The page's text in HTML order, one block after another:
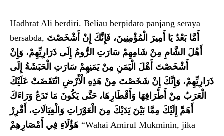
Hadhrat Ali berdiri. Beliau berpidato panjang seraya
bersabda, أَمَّا بَعْدُ يَا أَمِيرَ الْمُؤْمِنِينَ، فَإِنَّكَ إِنْ أَشْخَصْتَ
أَهْلَ الشَّامِ مِنْ شَامِهِمْ سَارَتِ الرُّومُ إِلَى ذَرَارِيِّهِمْ، وَإِنْ
أَشْخَصْتَ أَهْلَ الْيَمَنِ مِنْ يَمَنِهِمْ سَارَتِ الْحَبَشَةُ إِلَى
ذَرَارِيِّهِمْ، وَإِنَّكَ إِنْ شَخَصْتَ مِنْ هَذِهِ الْأَرْضِ انْتَقَضَتْ عَلَيْكَ
الْعَرَبُ مِنْ أَطْرَافِهَا وَأَقْطَارِهَا، حَتَّى يَكُونَ مَا تَدَعُ وَرَاءَكَ
أَهَمَّ إِلَيْكَ مِمَّا بَيْنَ يَدَيْكَ مِنَ الْعَوْرَاتِ وَالْعِيَالَاتِ، أَقْرِرْ
هَؤُلَاءِ فِي أَمْصَارِهِمْ “Wahai Amirul Mukminin, jika